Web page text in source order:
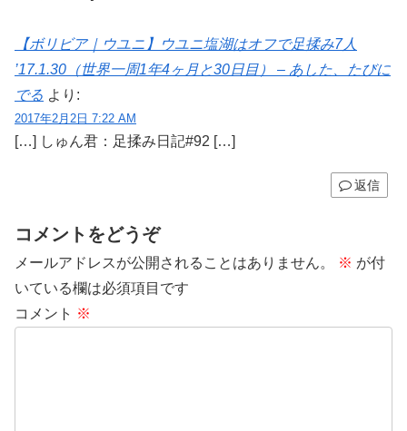
【ボリビア｜ウユニ】ウユニ塩湖はオフで足揉み7人
’17.1.30（世界一周1年4ヶ月と30日目） – あした、たびに
でる より:
2017年2月2日 7:22 AM
[…] しゅん君：足揉み日記#92 […]
返信
コメントをどうぞ
メールアドレスが公開されることはありません。 ※ が付
いている欄は必須項目です
コメント ※